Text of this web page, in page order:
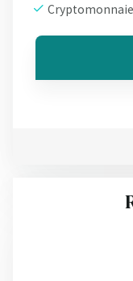
Cryptomonnaie